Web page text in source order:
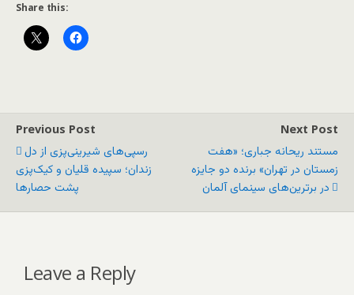
Share this:
Previous Post
رسپی‌های شیرینی‌پزی از دل
زندان؛ سپیده قلیان و کیک‌پزی
پشت حصارها
Next Post
مستند ریحانه جباری؛ «هفت
زمستان در تهران» برنده دو جایزه
در برترین‌های سینمای آلمان
Leave a Reply